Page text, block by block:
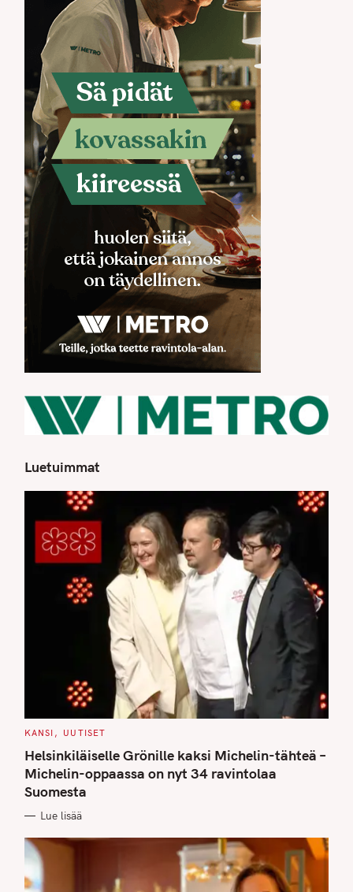
Luetuimmat
C
T
E
G
O
R
I
S
KANSI UUTISET
Helsinkiläiselle Grönille kaksi Michelin-tähteä –
Michelin-oppaassa on nyt 34 ravintolaa
Suomesta
Lue lisää